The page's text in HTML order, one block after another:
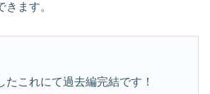
ます。
たこれにて過去編完結です！